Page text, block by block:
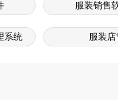
服装销售
系统 服装